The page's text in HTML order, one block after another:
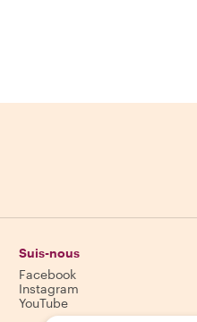
Suis-nous
Facebook
Instagram
YouTube